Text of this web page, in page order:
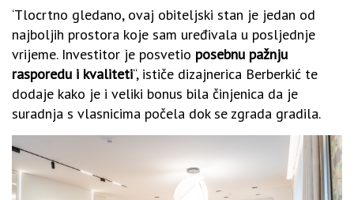
‘Tlocrtno gledano, ovaj obiteljski stan je jedan od
najboljih prostora koje sam uređivala u posljednje
vrijeme. Investitor je posvetio posebnu pažnju
rasporedu i kvaliteti“, ističe dizajnerica Berberkić te
dodaje kako je i veliki bonus bila činjenica da je
suradnja s vlasnicima počela dok se zgrada gradila.